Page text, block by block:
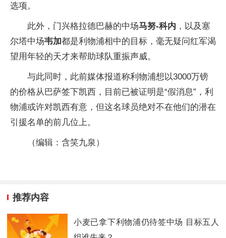
选项。
此外，门兴格拉德巴赫的中场马努-科内 ，以及塞
尔塔中场韦加都是利物浦相中的目标，毫无疑问红军渴
望用年轻的天才来帮助球队重振声威。
与此同时，此前媒体报道称利物浦想以3000万镑
的价格从巴萨签下凯西，目前已被证明是“假消息”，利
物浦或许对凯西有意，但这名球员绝对不在他们的潜在
引援名单的前几位上。
（编辑：含笑九泉）
推荐内容
小麦已拿下利物浦仍待签中场 目标五人